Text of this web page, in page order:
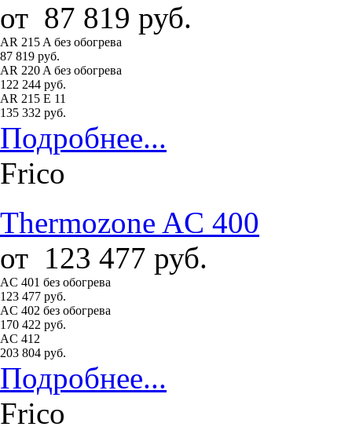
от 87 819 руб.
AR 215 A без обогрева
87 819 руб.
AR 220 A без обогрева
122 244 руб.
AR 215 E 11
135 332 руб.
Подробнее...
Frico
Thermozone AC 400
от 123 477 руб.
AC 401 без обогрева
123 477 руб.
AC 402 без обогрева
170 422 руб.
AC 412
203 804 руб.
Подробнее...
Frico